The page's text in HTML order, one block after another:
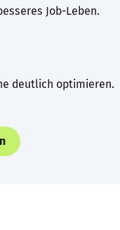
Job-Leben.
deutlich optimieren.